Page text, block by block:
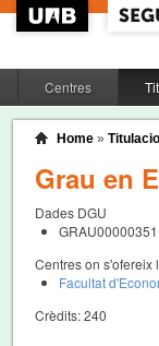
Centres
Home »
Grau en
Dades DGU
GRAU00000351
Centres on s'ofereix
Facultat
Crèdits:240